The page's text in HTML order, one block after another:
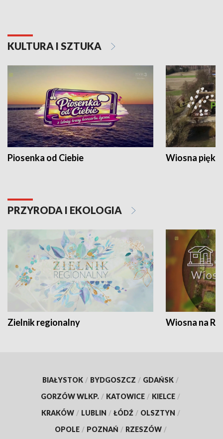
KULTURA I SZTUKA
Piosenka od Ciebie Wiosna
PRZYRODA I EKOLOGIA
Zielnik regionalny Wiosna na
BIAŁYSTOK / BYDGOSZCZ / GDAŃSK /
GORZÓW WLKP. / KATOWICE / KIELCE /
KRAKÓW / LUBLIN / ŁÓDŹ / OLSZTYN /
OPOLE / POZNAŃ / RZESZÓW /